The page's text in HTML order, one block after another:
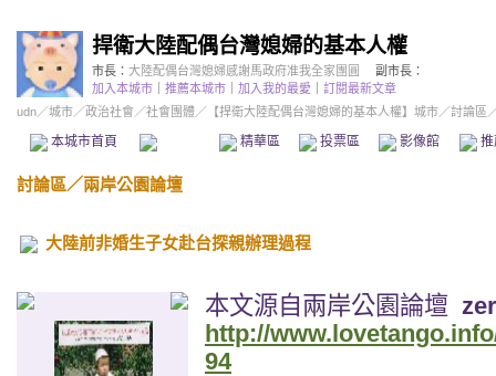
捍衛大陸配偶台灣媳婦的基本人權
市長： 大陸配偶台灣媳婦感謝馬政府准我全家團圓
副市長：
加入本城市
推薦本城市 加入我的最愛
訂閱最新文章
udn／城市／政治社會 ／社會團體／ 【捍衛大陸配偶台灣媳婦的基本人權】城市／討論區
本城市首頁 精華區 投票區 影像館
討論區／兩岸公園論壇
大陸前非婚生子女赴台探親辦理過程
本文源自兩岸公園論壇
http://
94